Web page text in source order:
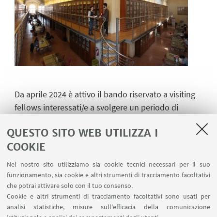
QUESTO SITO WEB UTILIZZA I
COOKIE
Nel nostro sito utilizziamo sia cookie tecnici necessari per il suo
funzionamento, sia cookie e altri strumenti di tracciamento facoltativi
che potrai attivare solo con il tuo consenso.
Cookie e altri strumenti di tracciamento facoltativi sono usati per
analisi statistiche, misure sull'efficacia della comunicazione
Da aprile 2024 è attivo il bando riservato a visiting
fellows interessati/e a svolgere un periodo di
periodo di ricerca presso il MemoryLab, seguire le
indicazioni riportate nell'apposita pagina:
Persone